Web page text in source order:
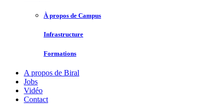
À propos de Campus
Infrastructure
Formations
A propos de Biral
Jobs
Vidéo
Contact